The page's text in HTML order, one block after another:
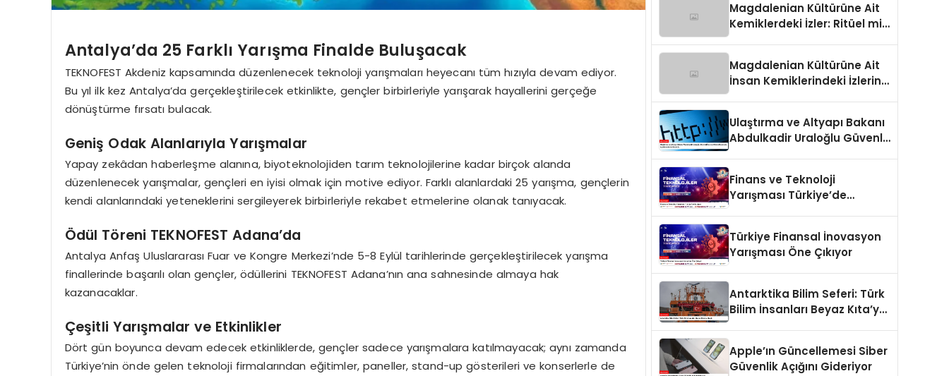
Antalya’da 25 Farklı Yarışma Finalde Buluşacak
TEKNOFEST Akdeniz kapsamında düzenlenecek teknoloji yarışmaları heyecanı tüm hızıyla devam ediyor.
Bu yıl ilk kez Antalya’da gerçekleştirilecek etkinlikte, gençler birbirleriyle yarışarak hayallerini gerçeğe
dönüştürme fırsatı bulacak.
Geniş Odak Alanlarıyla Yarışmalar
Yapay zekâdan haberleşme alanına, biyoteknolojiden tarım teknolojilerine kadar birçok alanda
düzenlenecek yarışmalar, gençleri en iyisi olmak için motive ediyor. Farklı alanlardaki 25 yarışma, gençlerin
kendi alanlarındaki yeteneklerini sergileyerek birbirleriyle rekabet etmelerine olanak tanıyacak.
Ödül Töreni TEKNOFEST Adana’da
Antalya Anfaş Uluslararası Fuar ve Kongre Merkezi’nde 5-8 Eylül tarihlerinde gerçekleştirilecek yarışma
finallerinde başarılı olan gençler, ödüllerini TEKNOFEST Adana’nın ana sahnesinde almaya hak
kazanacaklar.
Çeşitli Yarışmalar ve Etkinlikler
Dört gün boyunca devam edecek etkinliklerde, gençler sadece yarışmalara katılmayacak; aynı zamanda
Türkiye’nin önde gelen teknoloji firmalarından eğitimler, paneller, stand-up gösterileri ve konserlerle de
Magdalenian Kültürüne Ait
Kemiklerdeki İzler: Ritüel mi,
Magdalenian Kültürüne Ait
İnsan Kemiklerindeki İzlerin
Ulaştırma ve Altyapı Bakanı
Abdulkadir Uraloğlu Güvenli
Finans ve Teknoloji
Yarışması Türkiye’de
Türkiye Finansal İnovasyon
Yarışması Öne Çıkıyor
Antarktika Bilim Seferi: Türk
Bilim İnsanları Beyaz Kıta’ya
Apple’ın Güncellemesi Siber
Güvenlik Açığını Gideriyor